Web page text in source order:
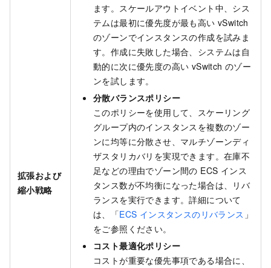
拡張および
縮小戦略
ます。スケールアウトイベント中、シス
テムは最初に優先度が最も高い vSwitch
のゾーンでインスタンスの作成を試みま
す。作成に失敗した場合、システムは自
動的に次に優先度の高い vSwitch のゾー
ンを試します。
分散バランスポリシー
このポリシーを使用して、スケーリング
グループ内のインスタンスを複数のゾー
ンに均等に分散させ、マルチゾーンディ
ザスタリカバリを実現できます。在庫不
足などの理由でゾーン間の ECS インス
タンス数が不均衡になった場合は、リバ
ランスを実行できます。詳細について
は、「ECS インスタンスのリバランス 」
をご参照ください。
コスト最適化ポリシー
コストが重要な優先事項である場合に、